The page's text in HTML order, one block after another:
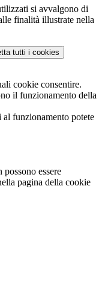
si avvalgono di
finalità illustrate nella
tutti i cookies
cookie consentire.
il funzionamento della
al funzionamento potete
essere
pagina della cookie